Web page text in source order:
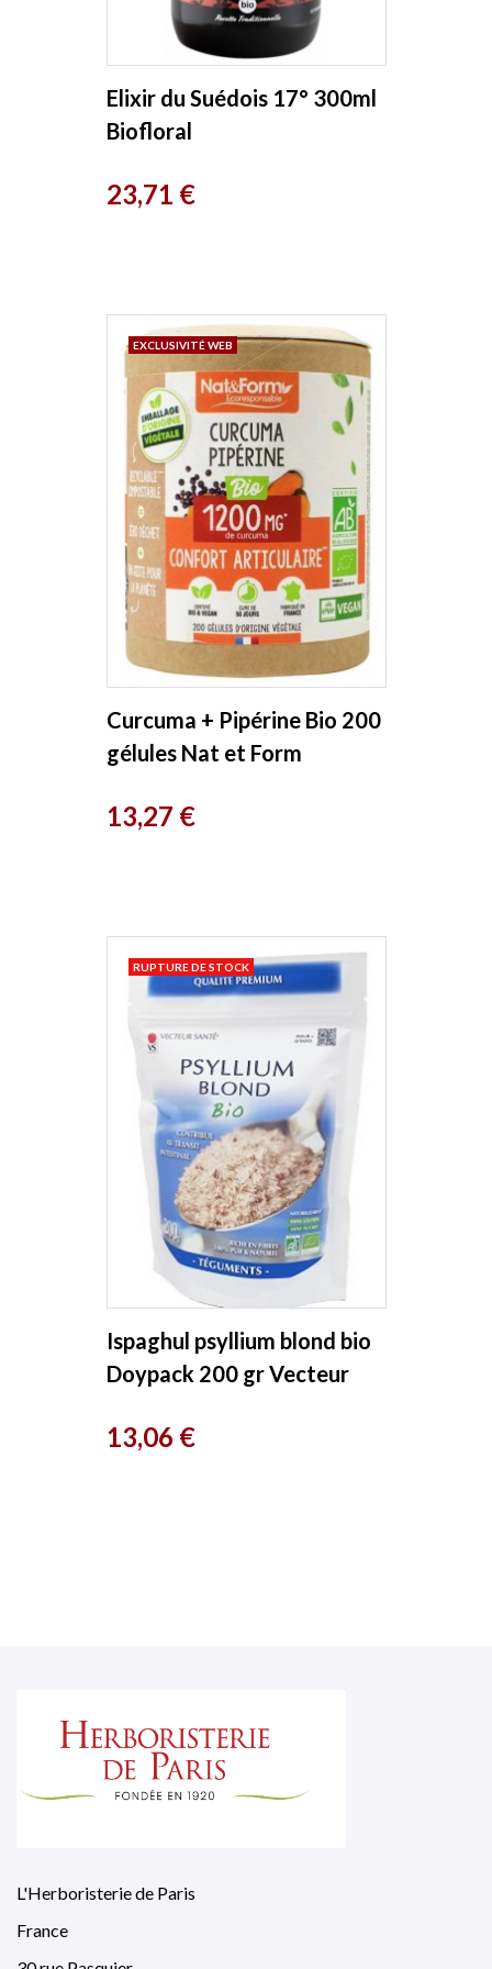
Elixir du Suédois 17° 300ml
Biofloral
Prix
23,71 €
Curcuma + Pipérine Bio 200
gélules Nat et Form
Prix
13,27 €
EXCLUSIVITÉ WEB
Ispaghul psyllium blond bio
Doypack 200 gr Vecteur
Prix
13,06 €
RUPTURE DE STOCK
L'Herboristerie de Paris
France